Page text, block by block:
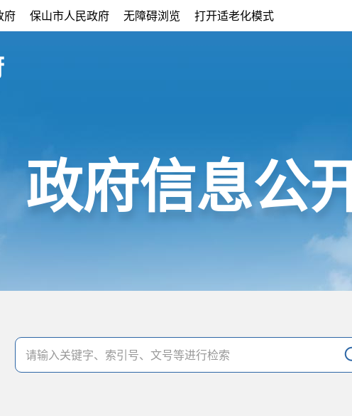
府 保山市人民政府 无障碍浏览 打开适老化模式
政府信息公